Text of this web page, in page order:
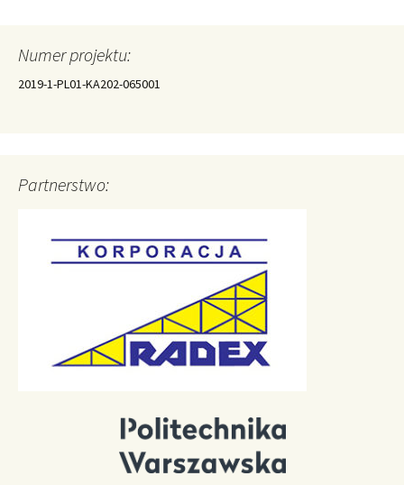
Numer projektu:
2019-1-PL01-KA202-065001
Partnerstwo: